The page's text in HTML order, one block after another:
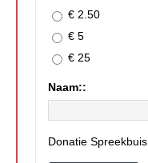
€ 2.50
€ 5
€ 25
Naam::
Donatie Spreekbuis